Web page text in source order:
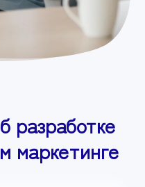
разработке
маркетинге